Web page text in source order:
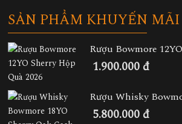
SẢN PHẨM KHUYẾN MÃI
Rượu Bowmore
1.900.000 đ
Rượu Whisky
5.800.000 đ